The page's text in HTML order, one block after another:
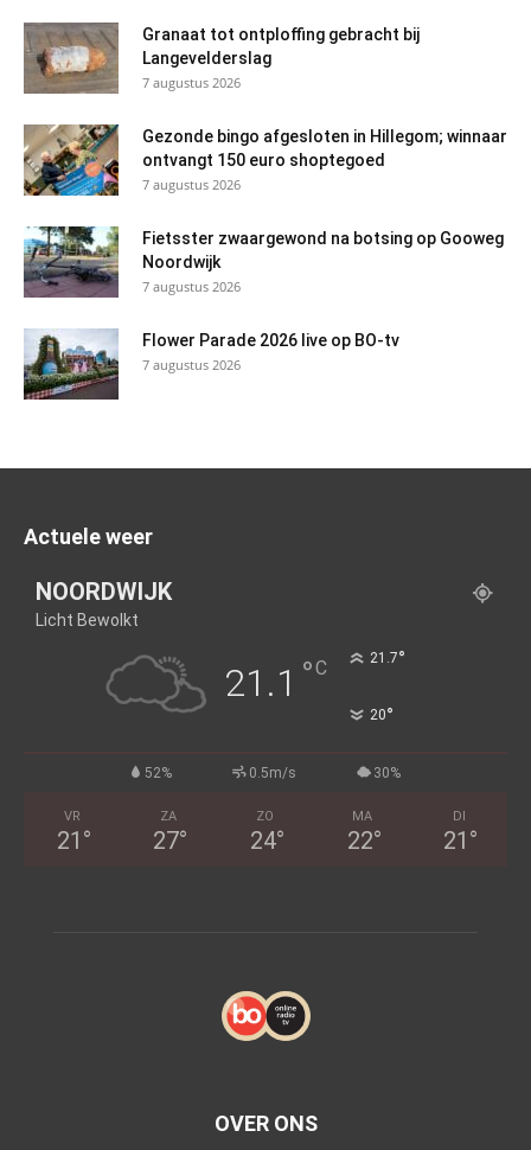
Granaat tot ontploffing gebracht bij
Langevelderslag
7 augustus 2026
Gezonde bingo afgesloten in Hillegom; winnaar
ontvangt 150 euro shoptegoed
7 augustus 2026
Fietsster zwaargewond na botsing op Gooweg
Noordwijk
7 augustus 2026
Flower Parade 2026 live op BO-tv
7 augustus 2026
Actuele weer
NOORDWIJK
Licht Bewolkt
21.1 °C 21.7°
20°
52% 0.5m/s 30%
VR
21 °
ZA
27°
ZO
24°
MA
22°
DI
21 °
OVER ONS